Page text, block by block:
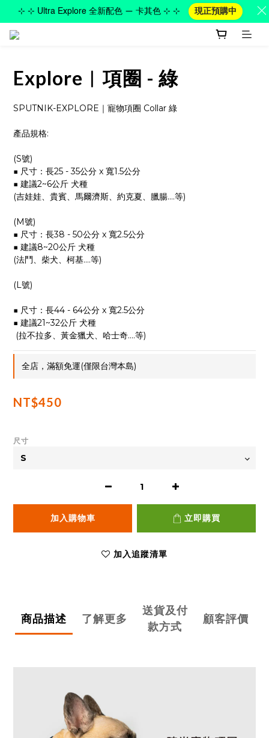
Explore︱項圈 - 綠
SPUTNIK-EXPLORE｜寵物項圈 Collar 綠
產品規格:
(S號)
■ 尺寸：長25 - 35公分 x 寬1.5公分
■ 建議2~6公斤 犬種
(吉娃娃、貴賓、馬爾濟斯、約克夏、臘腸....等)
(M號)
■ 尺寸：長38 - 50公分 x 寬2.5公分
■ 建議8~20公斤 犬種
(法鬥、柴犬、柯基....等)
(L號)
■ 尺寸：長44 - 64公分 x 寬2.5公分
■ 建議21~32公斤 犬種
(拉不拉多、黃金獵犬、哈士奇....等)
全店，滿額免運(僅限台灣本島)
NT$450
尺寸
加入購物車 立即購買
加入追蹤清單
商品描述 了解更多
送貨及付
款方式
顧客評價
⊹ ⊹ Ultra Explore 全新配色 — 卡其色 ⊹ ⊹ 現正預購中